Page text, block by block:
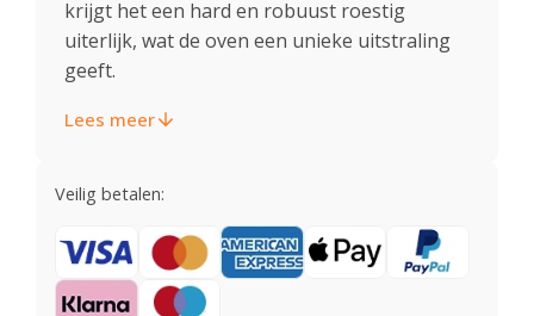
krijgt het een hard en robuust roestig
uiterlijk, wat de oven een unieke uitstraling
geeft.
Lees meer
Veilig betalen: